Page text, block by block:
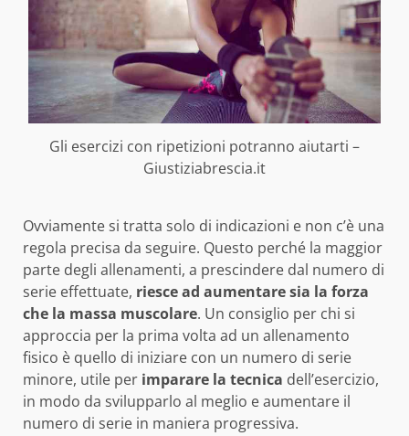
Gli esercizi con ripetizioni potranno aiutarti –
Giustiziabrescia.it
Ovviamente si tratta solo di indicazioni e non c’è una
regola precisa da seguire. Questo perché la maggior
parte degli allenamenti, a prescindere dal numero di
serie effettuate, riesce ad aumentare sia la forza
che la massa muscolare. Un consiglio per chi si
approccia per la prima volta ad un allenamento
fisico è quello di iniziare con un numero di serie
minore, utile per imparare la tecnica dell’esercizio,
in modo da svilupparlo al meglio e aumentare il
numero di serie in maniera progressiva.